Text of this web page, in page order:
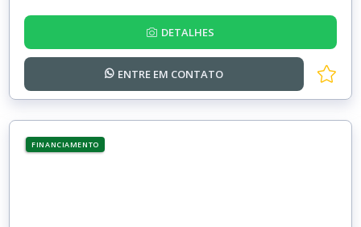
DETALHES
ENTRE EM CONTATO
FINANCIAMENTO